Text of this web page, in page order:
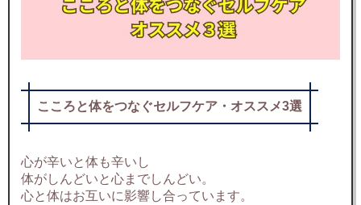
こころと体をつなぐセルフケア・オススメ3選
心が辛いと体も辛いし
体がしんどいと心までしんどい。
心と体はお互いに影響し合っています。